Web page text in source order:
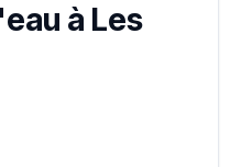
à Les